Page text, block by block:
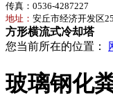
传真：0536-4287227
地址： 安丘市经济开发区
方形横流式冷却塔
您当前所在的位置：
玻璃钢化